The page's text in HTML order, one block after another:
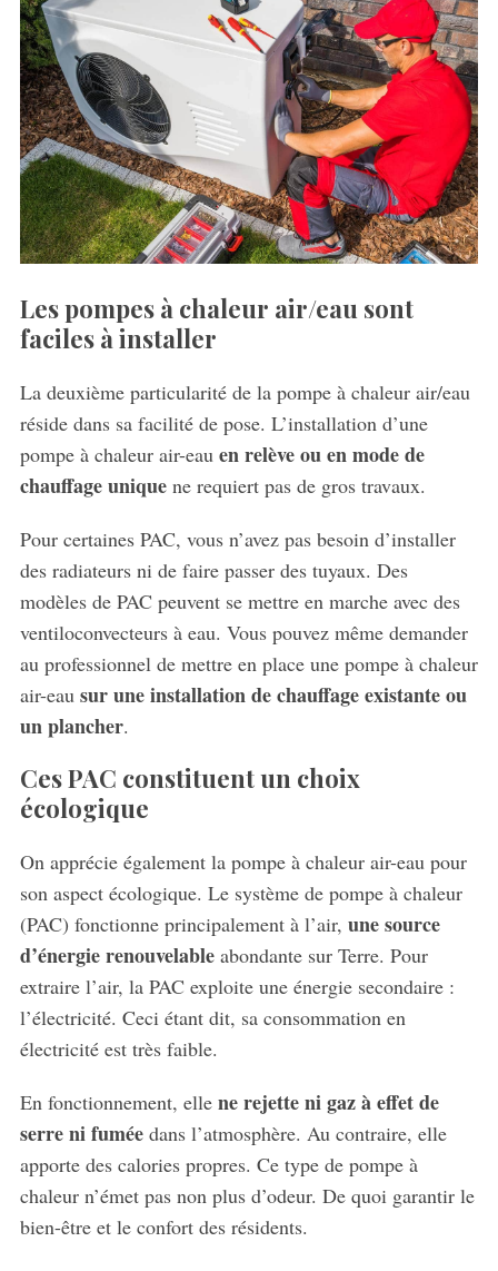
Les pompes à chaleur air/eau sont
faciles à installer
La deuxième particularité de la pompe à chaleur air/eau
réside dans sa facilité de pose. L’installation d’une
pompe à chaleur air-eau en relève ou en mode de
chauffage uniquene requiert pas de gros travaux.
Pour certaines PAC, vous n’avez pas besoin d’installer
des radiateurs ni de faire passer des tuyaux. Des
modèles de PAC peuvent se mettre en marche avec des
ventiloconvecteurs à eau. Vous pouvez même demander
au professionnel de mettre en place une pompe à chaleur
air-eau sur une installation de chauffage existante ou
un plancher.
Ces PAC constituent un choix
écologique
On apprécie également la pompe à chaleur air-eau pour
son aspect écologique. Le système de pompe à chaleur
(PAC) fonctionne principalement à l’air, une source
d’énergie renouvelableabondante sur Terre. Pour
extraire l’air, la PAC exploite une énergie secondaire :
l’électricité. Ceci étant dit, sa consommation en
électricité est très faible.
En fonctionnement, elle ne rejette ni gaz à effet de
serre ni fuméedans l’atmosphère. Au contraire, elle
apporte des calories propres. Ce type de pompe à
chaleur n’émet pas non plus d’odeur. De quoi garantir le
bien-être et le confort des résidents.